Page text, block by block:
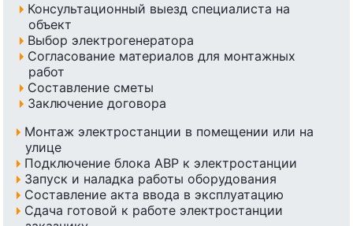
Консультационный выезд специалиста на
объект
Выбор электрогенератора
Согласование материалов для монтажных
работ
Составление сметы
Заключение договора
Монтаж электростанции в помещении или на
улице
Подключение блока АВР к электростанции
Запуск и наладка работы оборудования
Составление акта ввода в эксплуатацию
Сдача готовой к работе электростанции